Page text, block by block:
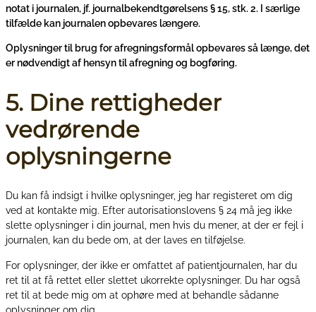
notat i journalen, jf. journalbekendtgørelsens § 15, stk. 2. I særlige
tilfælde kan journalen opbevares længere.
Oplysninger til brug for afregningsformål opbevares så længe, det
er nødvendigt af hensyn til afregning og bogføring.
5. Dine rettigheder
vedrørende
oplysningerne
Du kan få indsigt i hvilke oplysninger, jeg har registeret om dig
ved at kontakte mig. Efter autorisationslovens § 24 må jeg ikke
slette oplysninger i din journal, men hvis du mener, at der er fejl i
journalen, kan du bede om, at der laves en tilføjelse.
For oplysninger, der ikke er omfattet af patientjournalen, har du
ret til at få rettet eller slettet ukorrekte oplysninger. Du har også
ret til at bede mig om at ophøre med at behandle sådanne
oplysninger om dig.